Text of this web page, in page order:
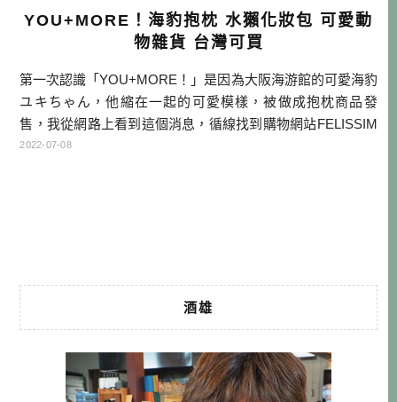
YOU+MORE！海豹抱枕 水獺化妝包 可愛動
物雜貨 台灣可買
第一次認識「YOU+MORE！」是因為大阪海游館的可愛海豹
ユキちゃん，他縮在一起的可愛模樣，被做成抱枕商品發
售，我從網路上看到這個消息，循線找到購物網站FELISSIM
O，算是的「YOU+MORE！」品牌的母體購物網站。 本來
2022-07-08
酒雄